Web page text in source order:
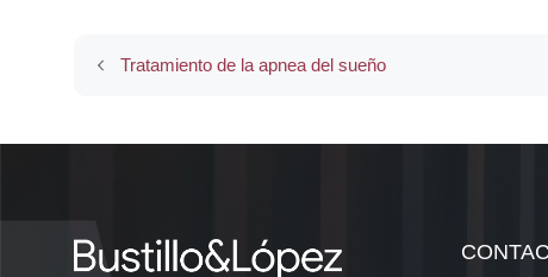
Tratamiento de la apnea del sueño